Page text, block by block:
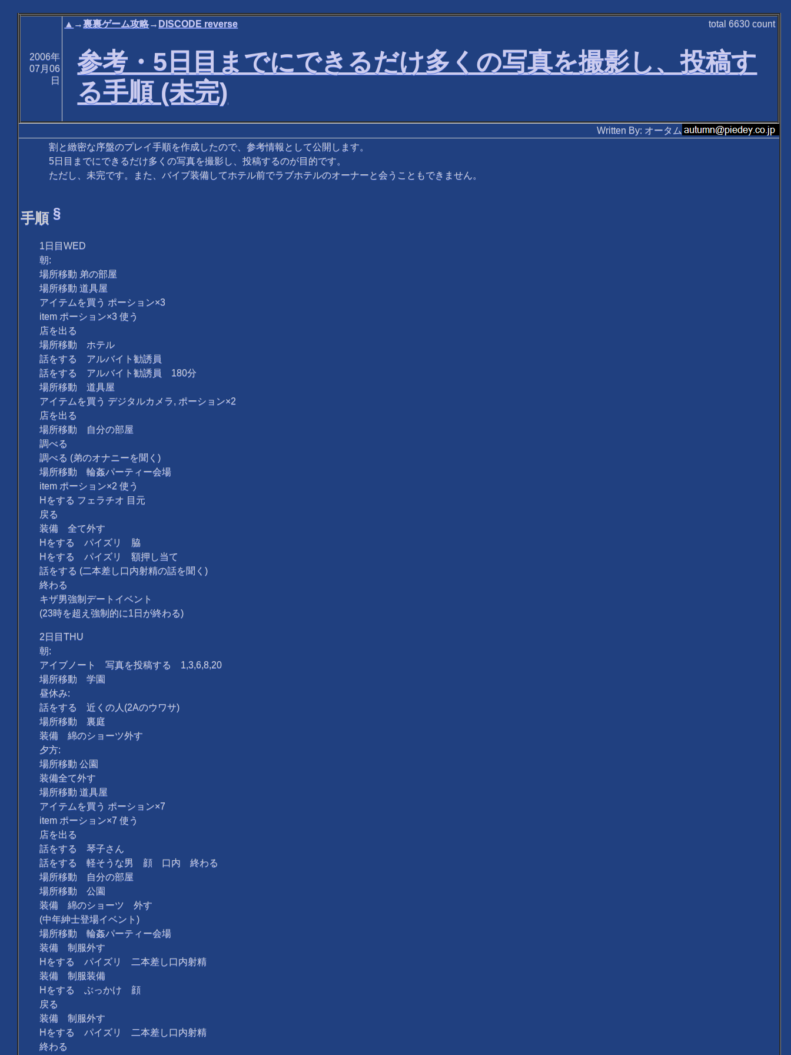
2006年
07月06
日
▲ →裏裏ゲーム攻略→ DISCODE reverse total6630 count
参考・5日目までにできるだけ多くの写真を撮影し、投稿す
る手順 (未完)
Written By: オータム
割と緻密な序盤のプレイ手順を作成したので、参考情報として公開します。
5日目までにできるだけ多くの写真を撮影し、投稿するのが目的です。
ただし、未完です。また、バイブ装備してホテル前でラブホテルのオーナーと会うこともできません。
手順§
1日目WED
朝:
場所移動 弟の部屋
場所移動 道具屋
アイテムを買う ポーション×3
item ポーション×3 使う
店を出る
場所移動 ホテル
話をする アルバイト勧誘員
話をする アルバイト勧誘員 180分
場所移動 道具屋
アイテムを買う デジタルカメラ, ポーション×2
店を出る
場所移動 自分の部屋
調べる
調べる (弟のオナニーを聞く)
場所移動 輪姦パーティー会場
item ポーション×2 使う
Hをする フェラチオ 目元
戻る
装備 全て外す
Hをする パイズリ 脇
Hをする パイズリ 額押し当て
話をする (二本差し口内射精の話を聞く)
終わる
キザ男強制デートイベント
(23時を超え強制的に1日が終わる)
2日目THU
朝:
アイブノート 写真を投稿する 1,3,6,8,20
場所移動 学園
昼休み:
話をする 近くの人(2Aのウワサ)
場所移動 裏庭
装備 綿のショーツ外す
夕方:
場所移動 公園
装備全て外す
場所移動 道具屋
アイテムを買う ポーション×7
item ポーション×7 使う
店を出る
話をする 琴子さん
話をする 軽そうな男 顔 口内 終わる
場所移動 自分の部屋
場所移動 公園
装備 綿のショーツ 外す
(中年紳士登場イベント)
場所移動 輪姦パーティー会場
装備 制服外す
Hをする パイズリ 二本差し口内射精
装備 制服装備
Hをする ぶっかけ 顔
戻る
装備 制服外す
Hをする パイズリ 二本差し口内射精
終わる